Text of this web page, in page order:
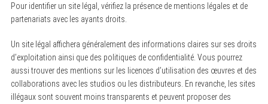
Pour identifier un site légal, vérifiez la présence de mentions légales et de
partenariats avec les ayants droits.
Un site légal affichera généralement des informations claires sur ses droits
d’exploitation ainsi que des politiques de confidentialité. Vous pourrez
aussi trouver des mentions sur les licences d’utilisation des œuvres et des
collaborations avec les studios ou les distributeurs. En revanche, les sites
illégaux sont souvent moins transparents et peuvent proposer des